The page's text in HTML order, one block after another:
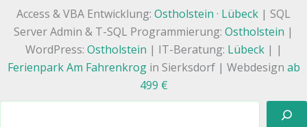
Access & VBA Entwicklung: Ostholstein · Lübeck | SQL
Server Admin & T-SQL Programmierung: Ostholstein |
WordPress: Ostholstein | IT-Beratung: Lübeck| |
Ferienpark Am Fahrenkrogin Sierksdorf | Webdesign ab
499 €
Suchen